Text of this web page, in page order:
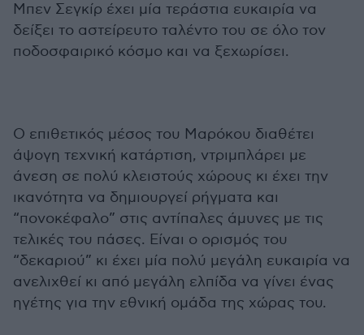
Μπεν Σεγκίρ έχει μία τεράστια ευκαιρία να
δείξει το αστείρευτο ταλέντο του σε όλο τον
ποδοσφαιρικό κόσμο και να ξεχωρίσει.
Ο επιθετικός μέσος του Μαρόκου διαθέτει
άψογη τεχνική κατάρτιση, ντριμπλάρει με
άνεση σε πολύ κλειστούς χώρους κι έχει την
ικανότητα να δημιουργεί ρήγματα και
“πονοκέφαλο” στις αντίπαλες άμυνες με τις
τελικές του πάσες. Είναι ο ορισμός του
“δεκαριού” κι έχει μία πολύ μεγάλη ευκαιρία να
ανελιχθεί κι από μεγάλη ελπίδα να γίνει ένας
ηγέτης για την εθνική ομάδα της χώρας του.